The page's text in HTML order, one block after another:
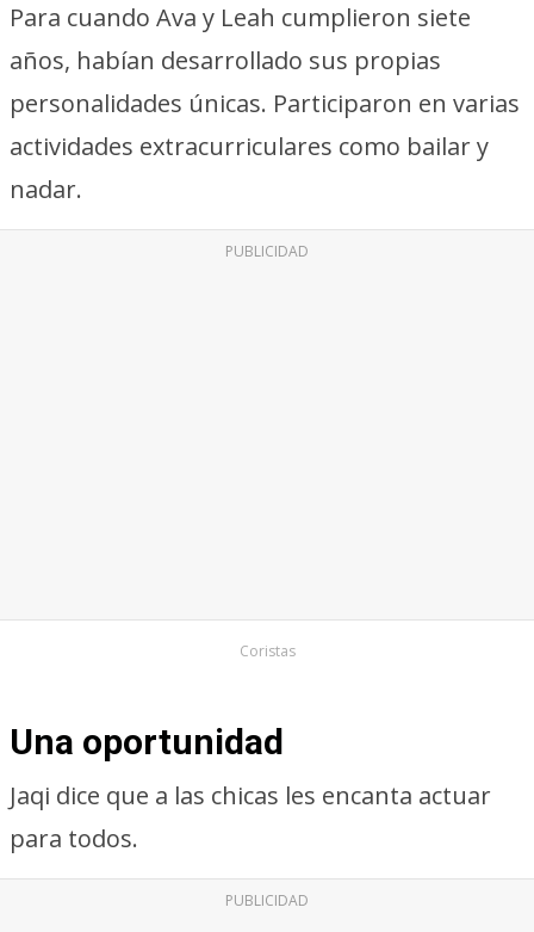
Para cuando Ava y Leah cumplieron siete
años, habían desarrollado sus propias
personalidades únicas. Participaron en varias
actividades extracurriculares como bailar y
nadar.
PUBLICIDAD
Coristas
Una oportunidad
Jaqi dice que a las chicas les encanta actuar
para todos.
PUBLICIDAD